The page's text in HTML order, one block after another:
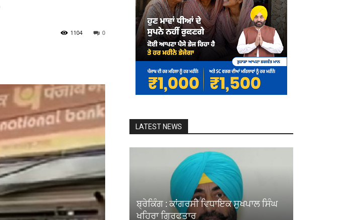
0
1104
LATEST NEWS
ਬ੍ਰੇਕਿੰਗ : ਕਾਂਗਰਸੀ ਵਿਧਾਇਕ ਸੁਖਪਾਲ ਸਿੰਘ
ਖਹਿਰਾ ਗ੍ਰਿਫਤਾਰ